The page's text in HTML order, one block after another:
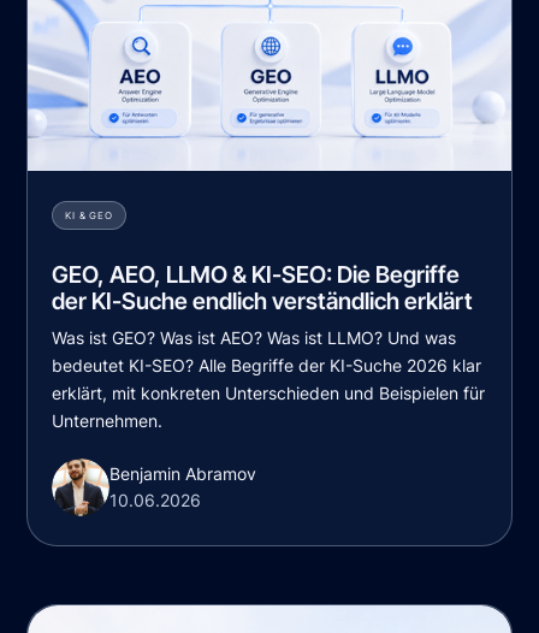
KI & GEO
GEO, AEO, LLMO & KI-SEO: Die Begriffe
der KI-Suche endlich verständlich erklärt
Was ist GEO? Was ist AEO? Was ist LLMO? Und was
bedeutet KI-SEO? Alle Begriffe der KI-Suche 2026 klar
erklärt, mit konkreten Unterschieden und Beispielen für
Unternehmen.
Benjamin Abramov
10.06.2026